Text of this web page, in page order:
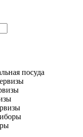
посуда